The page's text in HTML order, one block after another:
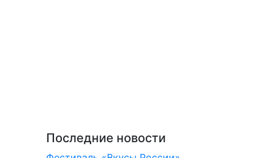
Последние новости